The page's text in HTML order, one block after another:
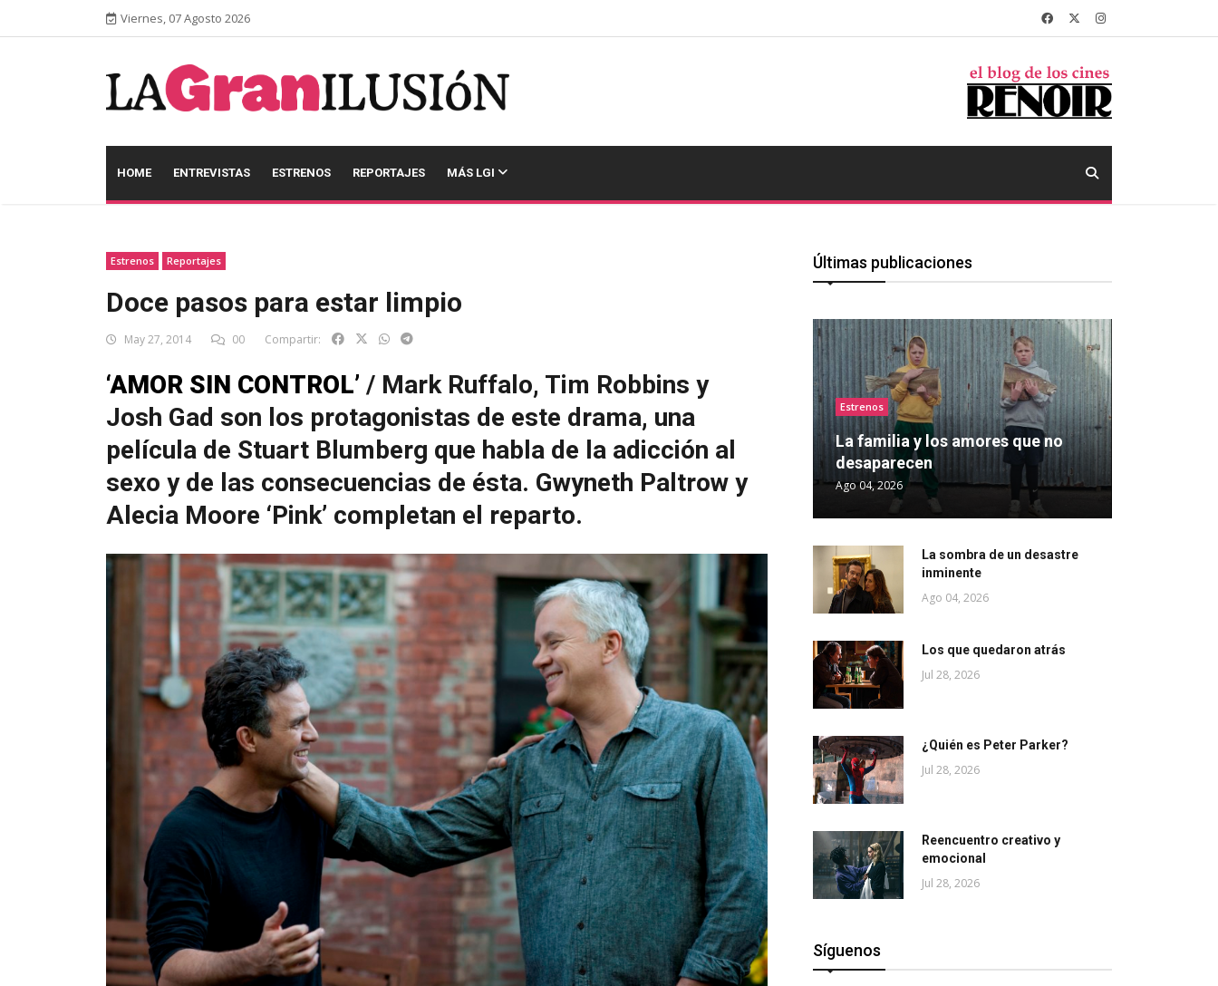
Viernes, 07 Agosto 2026
HOME ENTREVISTAS ESTRENOS REPORTAJES MÁS LGI
Estrenos Reportajes
Doce pasos para estar limpio
May 27, 2014 00 Compartir:
‘AMOR SIN CONTROL’ / Mark Ruffalo, Tim Robbins y
Josh Gad son los protagonistas de este drama, una
película de Stuart Blumberg que habla de la adicción al
sexo y de las consecuencias de ésta. Gwyneth Paltrow y
Alecia Moore ‘Pink’ completan el reparto.
Últimas publicaciones
Estrenos
La familia y los amores que no
desaparecen
Ago 04, 2026
La sombra de un desastre
inminente
Ago 04, 2026
Los que quedaron atrás
Jul 28, 2026
¿Quién es Peter Parker?
Jul 28, 2026
Reencuentro creativo y
emocional
Jul 28, 2026
Síguenos